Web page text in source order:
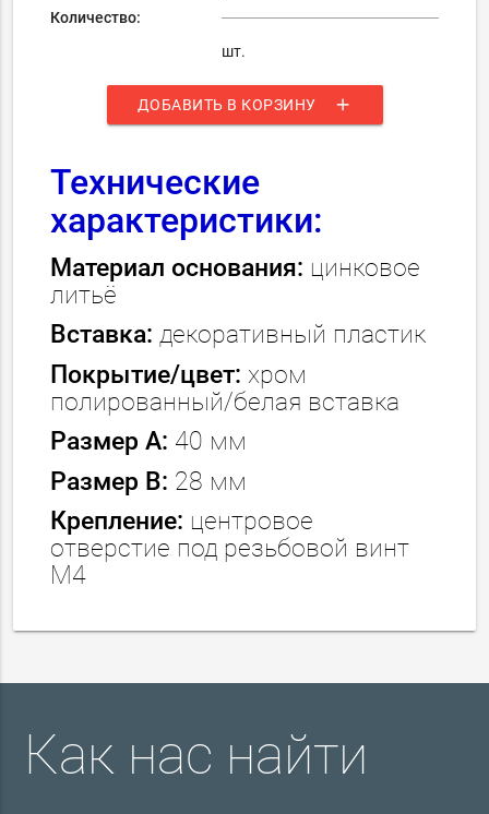
Количество:
шт.
ДОБАВИТЬ В КОРЗИНУ add
Технические
характеристики:
Материал основания: цинковое
литьё
Вставка: декоративный пластик
Покрытие/цвет:хром
полированный/белая вставка
Размер А: 40 мм
Размер В: 28 мм
Крепление: центровое
отверстие под резьбовой винт
М4
Как нас найти